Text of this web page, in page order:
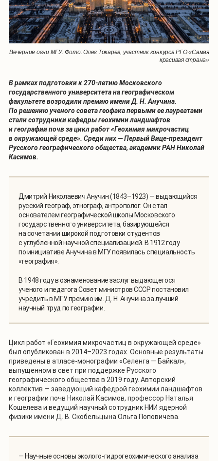
Вечерние огни МГУ. Фото: Олег Токарев, участник конкурса РГО «Самая
красивая страна»
В рамках подготовки к 270-летию Московского
государственного университета на географическом
факультете возродили премию имени Д. Н. Анучина.
По решению ученого совета геофака первыми ее лауреатами
стали сотрудники кафедры геохимии ландшафтов
и географии почв за цикл работ «Геохимия микрочастиц
в окружающей среде». Среди них — Первый Вице-президент
Русского географического общества, академик РАН Николай
Касимов.
Дмитрий Николаевич Анучин (1843–1923) — выдающийся
русский географ, этнограф, антрополог. Он стал
основателем географической школы Московского
государственного университета, базирующейся
на сочетании широкой подготовки студентов
с углубленной научной специализацией. В 1912 году
по инициативе Анучина в МГУ появилась специальность
«география».
В 1948 году в ознаменование заслуг выдающегося
ученого и педагога Совет министров СССР постановил
учредить в МГУ премию им. Д. Н. Анучина за лучший
научный труд по географии.
Цикл работ «Геохимия микрочастиц в окружающей среде»
был опубликован в 2014–2023 годах. Основные результаты
приведены в атласе-монографии «Селенга — Байкал»,
выпущенном в свет при поддержке Русского
географического общества в 2019 году. Авторский
коллектив — заведующий кафедрой геохимии ландшафтов
и географии почв Николай Касимов, профессор Наталья
Кошелева и ведущий научный сотрудник НИИ ядерной
физики имени Д. В. Скобельцына Ольга Поповичева.
— Научные основы эколого-гидрогеохимического анализа